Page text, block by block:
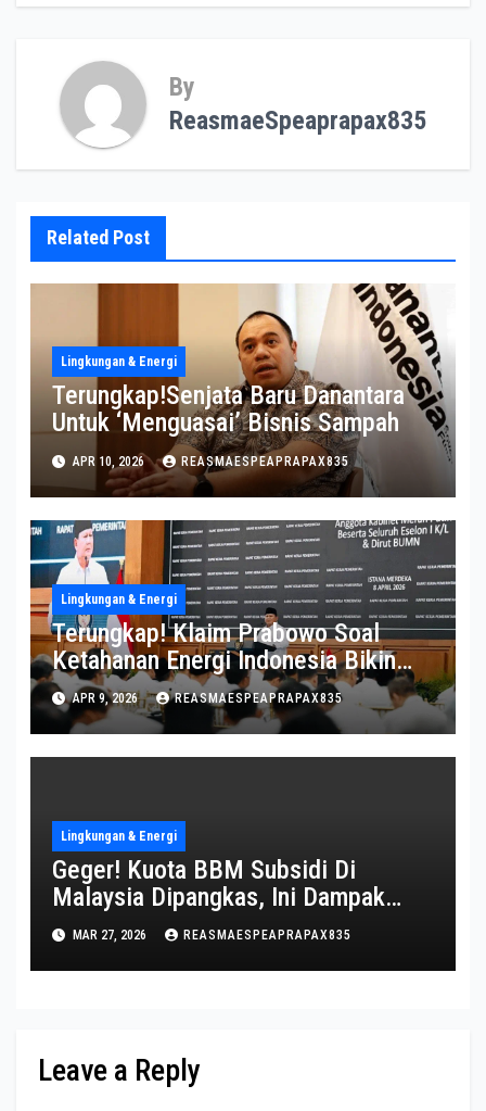
By
ReasmaeSpeaprapax835
Related Post
Lingkungan & Energi
Terungkap!Senjata Baru Danantara
Untuk ‘Menguasai’ Bisnis Sampah
APR 10, 2026 REASMAESPEAPRAPAX835
Lingkungan & Energi
Terungkap! Klaim Prabowo Soal
Ketahanan Energi Indonesia Bikin
Heboh
APR 9, 2026 REASMAESPEAPRAPAX835
Lingkungan & Energi
Geger! Kuota BBM Subsidi Di
Malaysia Dipangkas, Ini Dampak
Mengejutkannya
MAR 27, 2026 REASMAESPEAPRAPAX835
Leave a Reply